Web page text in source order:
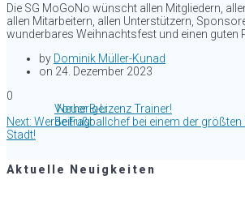
Die SG MoGoNo wünscht allen Mitgliedern,
allen Mitarbeitern, allen Unterstützern,
wunderbares Weihnachtsfest und einen guten
by Dominik Müller-Kunad
on 24. Dezember 2023
0
Previous
post:
Neuer B-Lizenz Trainer!
Next: Next
post:
Werde Fußballchef bei einem der größten
Stadt!
Aktuelle Neuigkeiten